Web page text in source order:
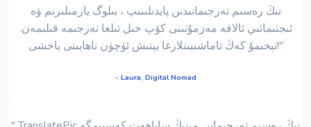
نىڭ رەسىم تەرجىمانىدىن پايدىلىنىپ ، بىلوگ يازمىلىرىم ۋە
ئىجتىمائىي ئالاقە مەزمۇنىنى كۆپ خىل تىلغا تەرجىمە قىلىمەن.
تېخىمۇ كەڭ تاماشىبىنلارغا يېتىش ئۈچۈن ناھايىتى ياخشى!"
- Laura, Digital Nomad